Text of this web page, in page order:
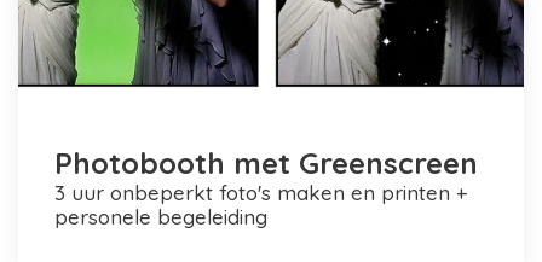
Photobooth met Greenscreen
3 uur onbeperkt foto's maken en printen +
personele begeleiding